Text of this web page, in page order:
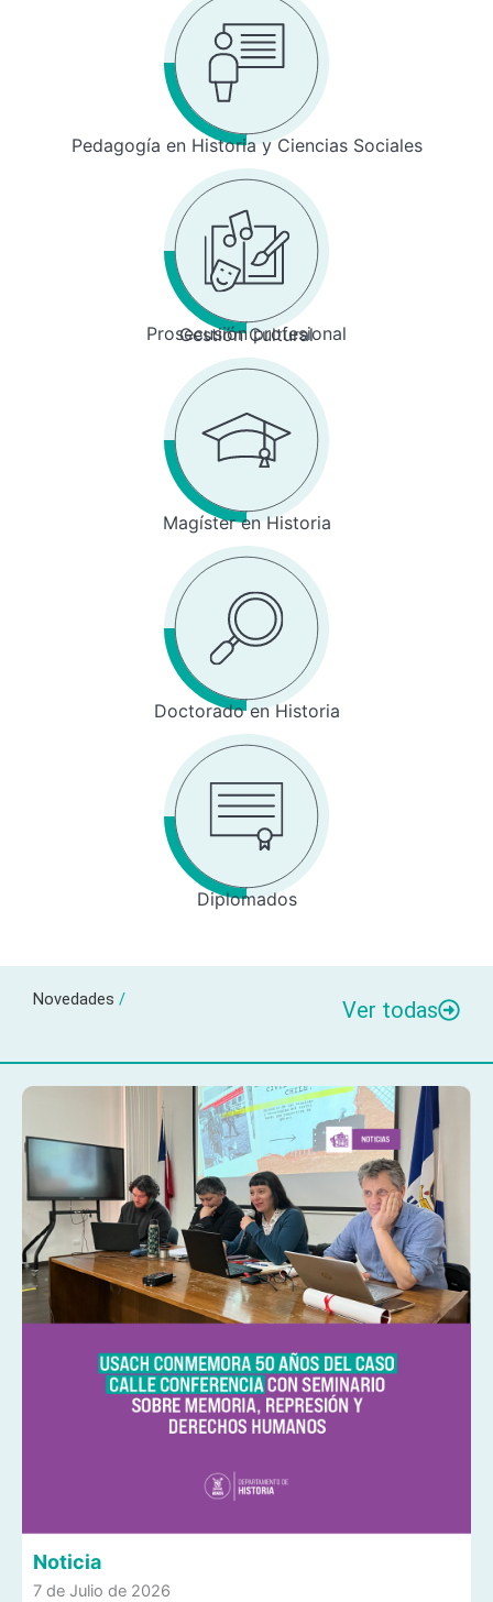
Pedagogía en Historia y Ciencias Sociales
Prosecusión profesional
Gestión Cultural
Magíster en Historia
Doctorado en Historia
Diplomados
Novedades / Ver todas
Noticia
7 de Julio de 2026